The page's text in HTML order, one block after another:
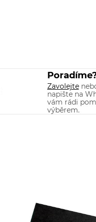
Zavolejte
napište na
vám rádi
výběrem.